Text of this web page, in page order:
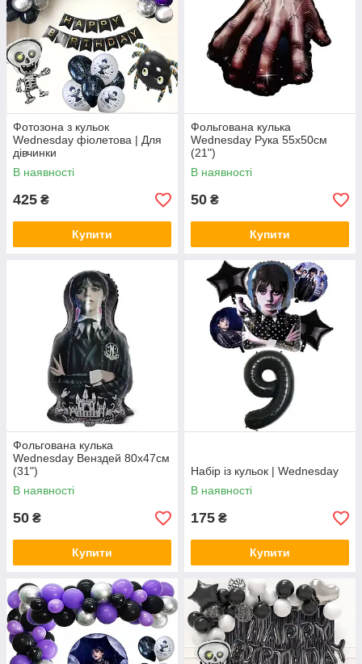
Фотозона з кульок
Wednesday фіолетова | Для
дівчинки
В наявності
425 ₴
Купити
Фольгована кулька
Wednesday Рука 55x50см
(21")
В наявності
50 ₴
Купити
Фольгована кулька
Wednesday Венздей 80x47см
(31")
В наявності
50 ₴
Купити
Набір із кульок | Wednesday
В наявності
175 ₴
Купити